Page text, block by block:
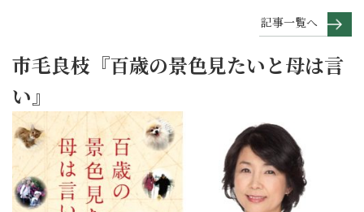
記事一覧へ
市毛良枝『百歳の景色見たいと母は言
い』